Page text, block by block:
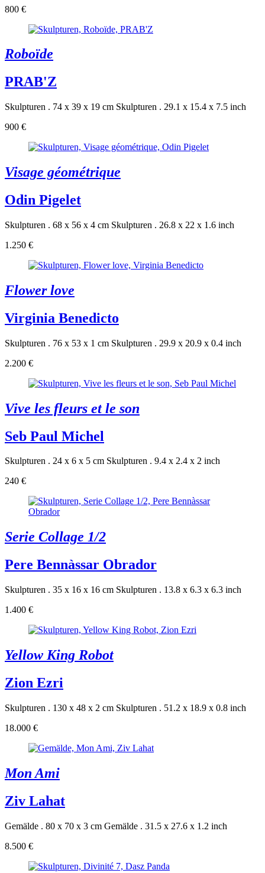
800 €
Roboïde
PRAB'Z
Skulpturen . 74 x 39 x 19 cm Skulpturen . 29.1 x 15.4 x 7.5 inch
900 €
Visage géométrique
Odin Pigelet
Skulpturen . 68 x 56 x 4 cm Skulpturen . 26.8 x 22 x 1.6 inch
1.250 €
Flower love
Virginia Benedicto
Skulpturen . 76 x 53 x 1 cm Skulpturen . 29.9 x 20.9 x 0.4 inch
2.200 €
Vive les fleurs et le son
Seb Paul Michel
Skulpturen . 24 x 6 x 5 cm Skulpturen . 9.4 x 2.4 x 2 inch
240 €
Serie Collage 1/2
Pere Bennàssar Obrador
Skulpturen . 35 x 16 x 16 cm Skulpturen . 13.8 x 6.3 x 6.3 inch
1.400 €
Yellow King Robot
Zion Ezri
Skulpturen . 130 x 48 x 2 cm Skulpturen . 51.2 x 18.9 x 0.8 inch
18.000 €
Mon Ami
Ziv Lahat
Gemälde . 80 x 70 x 3 cm Gemälde . 31.5 x 27.6 x 1.2 inch
8.500 €